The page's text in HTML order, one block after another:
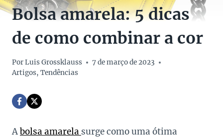
Bolsa amarela: 5 dicas
de como combinar a cor
PorLuis Grossklauss
7 de março de 2023
Artigos, Tendências
Abolsa amarela surge como uma ótima